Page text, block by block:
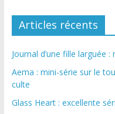
Articles récents
Journal d’une fille larguée
Aema : mini-série sur le
culte
Glass Heart : excellente